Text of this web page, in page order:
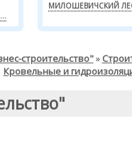
МИЛОШЕВИЧСКИЙ
строительство"»
Кровельные и